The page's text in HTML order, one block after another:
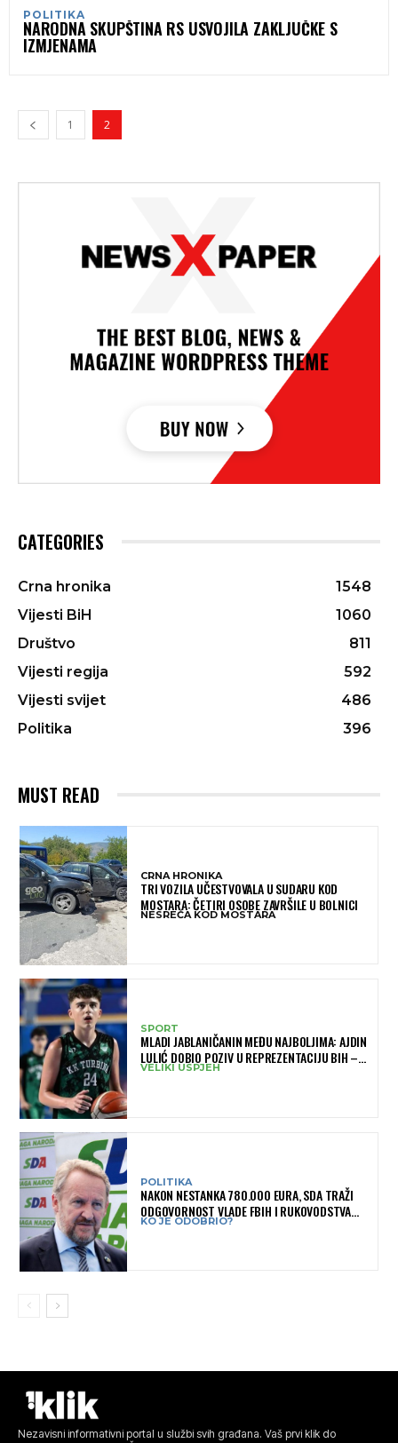
POLITIKA
NARODNA SKUPŠTINA RS USVOJILA ZAKLJUČKE S
IZMJENAMA
1 2
CATEGORIES
Crna hronika
1548
Vijesti BiH
1060
Društvo
811
Vijesti regija
592
Vijesti svijet
486
Politika
396
MUST READ
CRNA HRONIKA
TRI VOZILA UČESTVOVALA U SUDARU KOD
MOSTARA: ČETIRI OSOBE ZAVRŠILE U BOLNICI
NESREĆA KOD MOSTARA
SPORT
MLADI JABLANIČANIN MEĐU NAJBOLJIMA: AJDIN
LULIĆ DOBIO POZIV U REPREZENTACIJU BIH –
BRANIT ĆE BOJE BIH NA SLOVENIA BALL
VELIKI USPJEH
POLITIKA
NAKON NESTANKA 780.000 EURA, SDA TRAŽI
ODGOVORNOST VLADE FBIH I RUKOVODSTVA
IGMANA
KO JE ODOBRIO?
Nezavisni informativni portal u službi svih građana. Vaš prvi klik do